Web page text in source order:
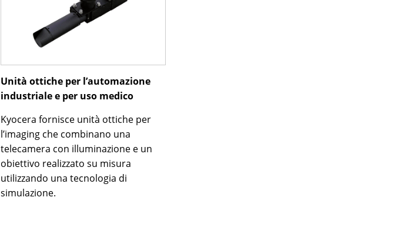
Unità ottiche per l’automazione
industriale e per uso medico
Kyocera fornisce unità ottiche per
l’imaging che combinano una
telecamera con illuminazione e un
obiettivo realizzato su misura
utilizzando una tecnologia di
simulazione.